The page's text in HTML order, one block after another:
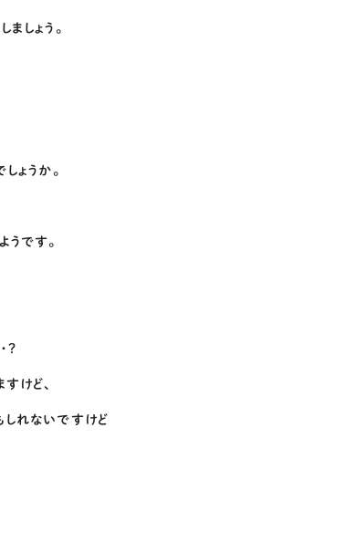
しょう。
ょうか。
うです。
？
けど、
しれないですけど